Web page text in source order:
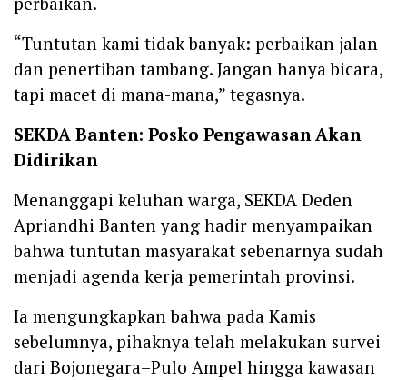
“Tuntutan kami tidak banyak: perbaikan jalan
dan penertiban tambang. Jangan hanya bicara,
tapi macet di mana-mana,” tegasnya.
SEKDA Banten: Posko Pengawasan Akan
Didirikan
Menanggapi keluhan warga, SEKDA Deden
Apriandhi Banten yang hadir menyampaikan
bahwa tuntutan masyarakat sebenarnya sudah
menjadi agenda kerja pemerintah provinsi.
Ia mengungkapkan bahwa pada Kamis
sebelumnya, pihaknya telah melakukan survei
dari Bojonegara–Pulo Ampel hingga kawasan